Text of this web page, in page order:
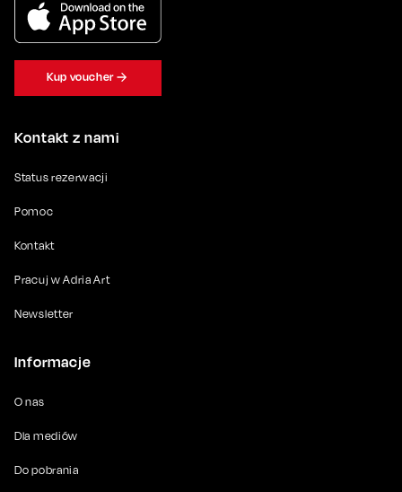
Kontakt z nami
Status rezerwacji
Pomoc
Kontakt
Pracuj w Adria Art
Newsletter
Informacje
O nas
Dla mediów
Do pobrania
Kup voucher